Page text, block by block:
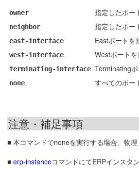
owner 指定したポー
neighbor 指定したポー
east-interface Eastポートを
west-interface Westポートを
terminating-interface Terminating
none すべてのポー
注意・補足事項
■ 本コマンドでnoneを実行する場合、物
■ erp-instanceコマンドにてERPインスタ